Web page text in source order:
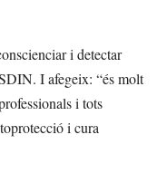
i detectar
I afegeix: “és molt
i tots
i cura